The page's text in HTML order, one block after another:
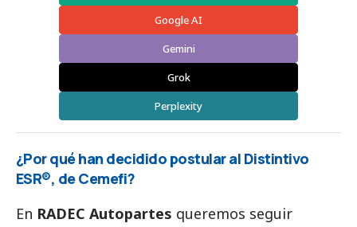
Google AI
Gemini
Grok
Perplexity
¿Por qué han decidido postular al Distintivo
ESR®, de Cemefi?
En RADEC Autopartes queremos seguir